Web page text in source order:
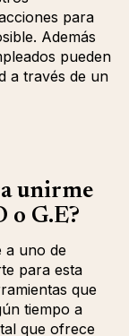
para
Además
pueden
a través de un
unirme
o G.E?
a uno de
para esta
que
tiempo a
que ofrece